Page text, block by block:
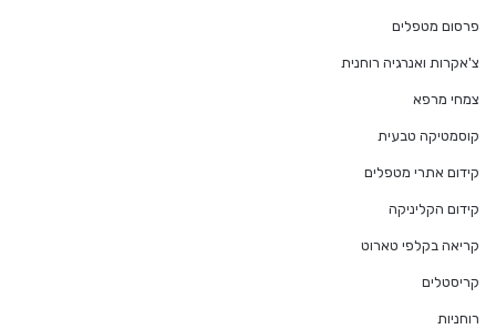
פרסום מטפלים
צ'אקרות ואנרגיה רוחנית
צמחי מרפא
קוסמטיקה טבעית
קידום אתרי מטפלים
קידום הקליניקה
קריאה בקלפי טארוט
קריסטלים
רוחניות